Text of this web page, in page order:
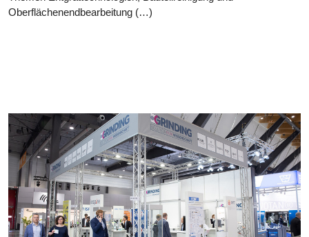
Oberflächenendbearbeitung (…)